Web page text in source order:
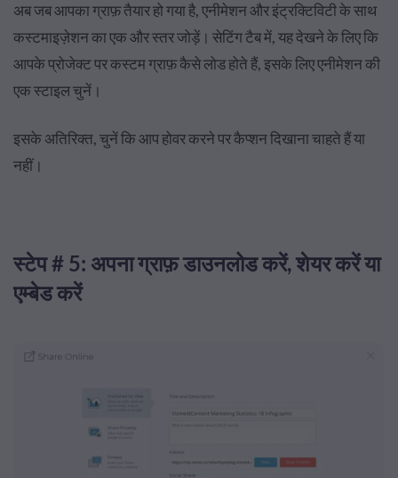
अब जब आपका ग्राफ़ तैयार हो गया है, एनीमेशन और इंट्रक्टिविटी के साथ
कस्टमाइज़ेशन का एक और स्तर जोड़ें। सेटिंग टैब में, यह देखने के लिए कि
आपके प्रोजेक्ट पर कस्टम ग्राफ़ कैसे लोड होते हैं, इसके लिए एनीमेशन की
एक स्टाइल चुनें।
इसके अतिरिक्त, चुनें कि आप होवर करने पर कैप्शन दिखाना चाहते हैं या
नहीं।
स्टेप # 5: अपना ग्राफ़ डाउनलोड करें, शेयर करें या
एम्बेड करें